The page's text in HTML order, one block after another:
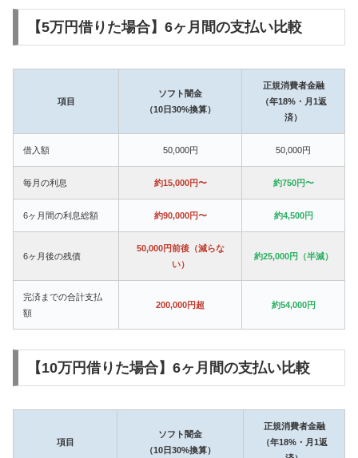
【5万円借りた場合】6ヶ月間の支払い比較
項目
ソフト闇金
（10日30%換算）
正規消費者金融
（年18%・月1返
済）
借入額 50,000円 50,000円
毎月の利息 約15,000円〜 約750円〜
6ヶ月間の利息総額 約90,000円〜 約4,500円
6ヶ月後の残債
50,000円前後（減らな
い）
約25,000円（半減）
完済までの合計支払
額
200,000円超 約54,000円
【10万円借りた場合】6ヶ月間の支払い比較
項目
ソフト闇金
（10日30%換算）
正規消費者金融
（年18%・月1返